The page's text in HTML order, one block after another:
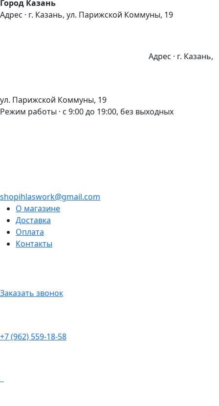
Город Казань
Адрес · г. Казань, ул. Парижской Коммуны, 19
Адрес · г. Казань,
ул. Парижской Коммуны, 19
Режим работы · с 9:00 до 19:00, без выходных
shopihlaswork@gmail.com
О магазине
Доставка
Оплата
Контакты
Заказать звонок
+7 (962) 559-18-58